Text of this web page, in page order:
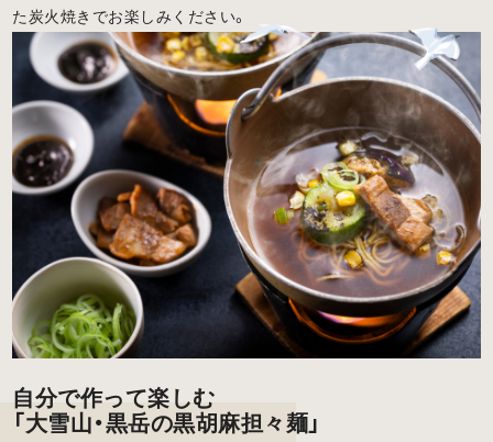
た炭火焼きでお楽しみください。
自分で作って楽しむ
「大雪山・黒岳の黒胡麻担々麺」